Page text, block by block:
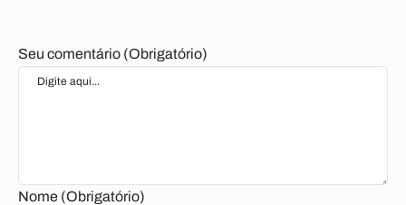
Seu comentário (Obrigatório)
Nome (Obrigatório)